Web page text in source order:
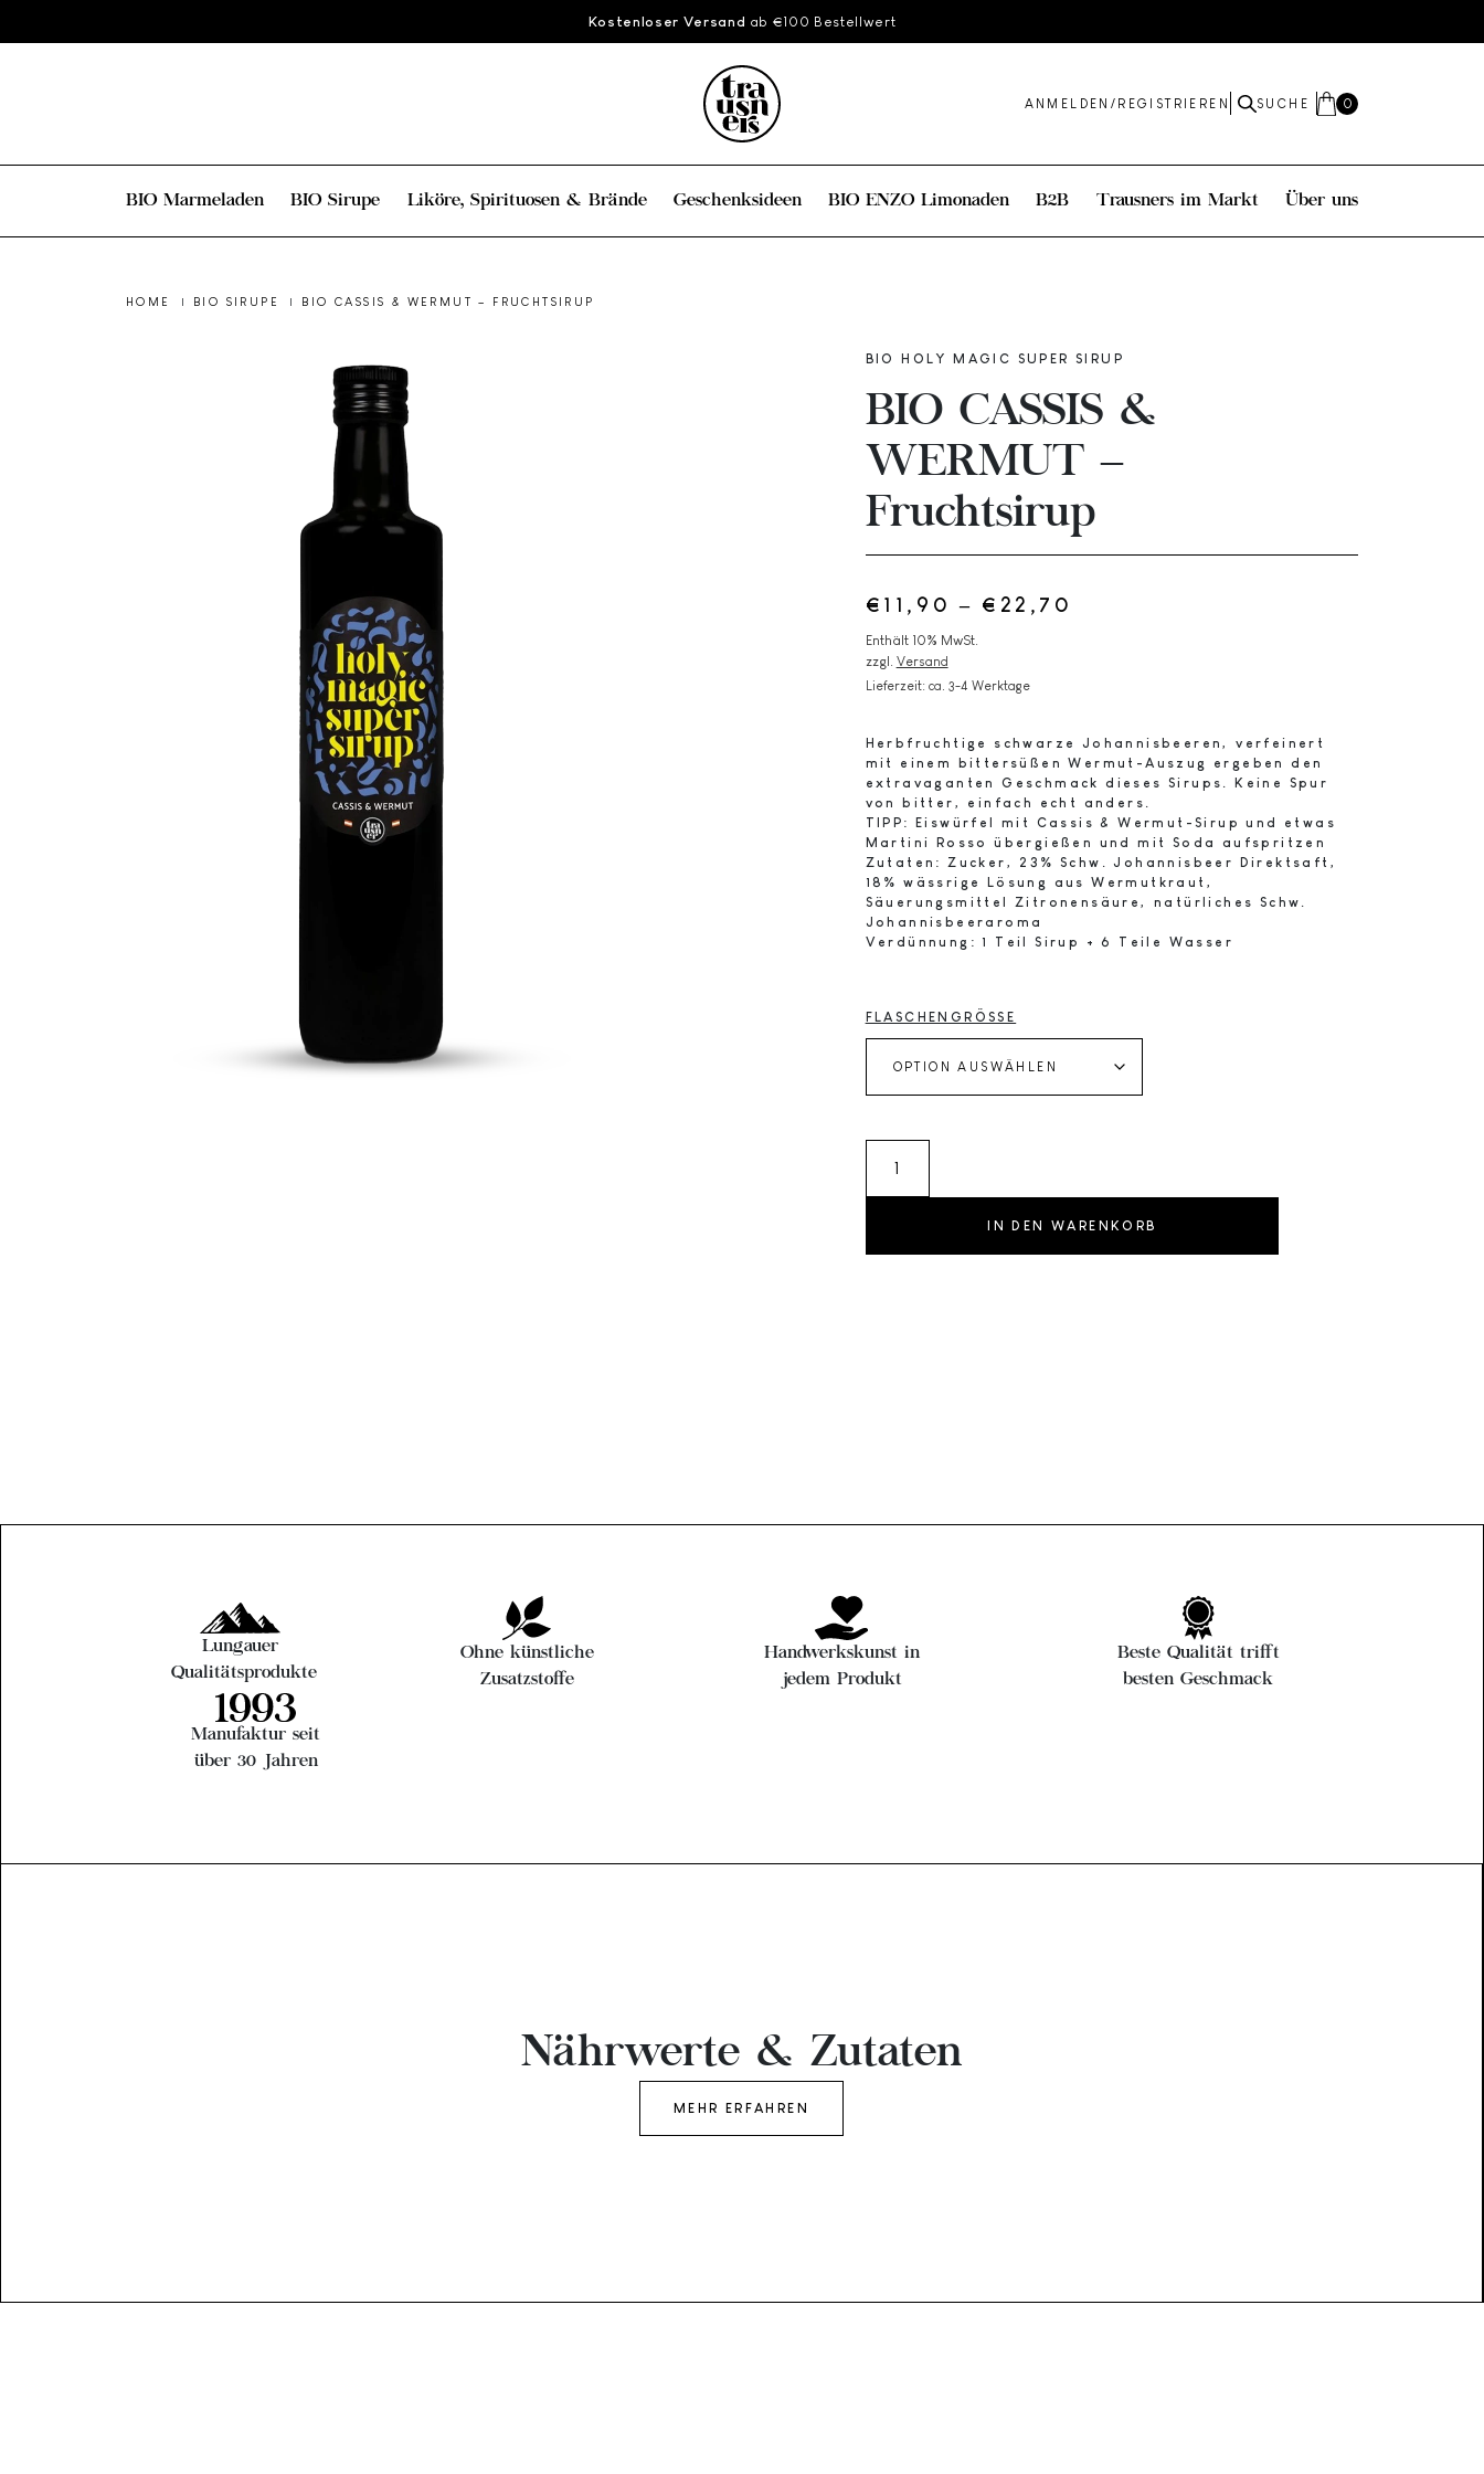
Kostenloser Versand ab €100 Bestellwert
ANMELDEN/REGISTRIEREN SUCHE 0
BIO Marmeladen BIO Sirupe Liköre, Spirituosen & Brände Geschenksideen BIO ENZO Limonaden B2B Trausners im Markt Über uns
HOME | BIO SIRUPE | BIO CASSIS & WERMUT – FRUCHTSIRUP
BIO HOLY MAGIC SUPER SIRUP
BIO CASSIS &
WERMUT –
Fruchtsirup
€ 11,90 – € 22,70
Enthält 10% MwSt.
zzgl. Versand
Lieferzeit: ca. 3-4 Werktage
Herbfruchtige schwarze Johannisbeeren, verfeinert
mit einem bittersüßen Wermut-Auszug ergeben den
extravaganten Geschmack dieses Sirups. Keine Spur
von bitter, einfach echt anders.
TIPP:
Eiswürfel mit Cassis & Wermut-Sirup und etwas
Martini Rosso übergießen und mit Soda aufspritzen
Zutaten: Zucker, 23% Schw. Johannisbeer Direktsaft,
18% wässrige Lösung aus Wermutkraut,
Säuerungsmittel Zitronensäure, natürliches Schw.
Johannisbeeraroma
Verdünnung: 1 Teil Sirup + 6 Teile Wasser
FLASCHENGRÖSSE
CASSIS
-
IN DEN WARENKORB
Lungauer
Qualitätsprodukte
Ohne künstliche
Zusatzstoffe
Handwerkskunst in
jedem Produkt
Beste Qualität trifft
besten Geschmack
Manufaktur seit
über 30 Jahren
Nährwerte & Zutaten
MEHR ERFAHREN